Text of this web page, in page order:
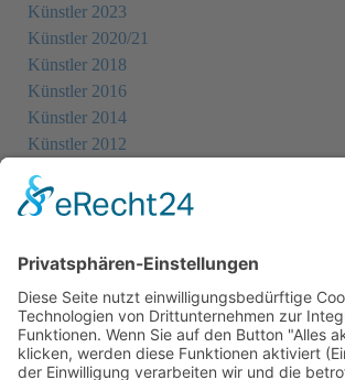
Künstler 2023
Künstler 2020/21
Künstler 2018
Künstler 2016
Künstler 2014
Künstler 2012
Künstler 2008
Künstler 2004
Alle Ausstellungsorte